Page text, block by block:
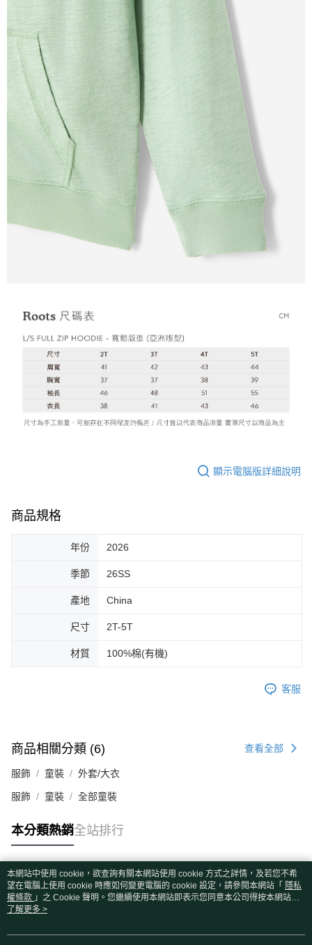
顯示電腦版詳細說明
商品規格
年份 2026
季節 26SS
產地 China
尺寸 2T-5T
材質 100%棉(有機)
客服
商品相關分類 (6) 查看全部
服飾 童裝 外套/大衣
服飾 童裝 全部童裝
本分類熱銷全站排行
熱門標籤
本網站中使用 cookie，欲查詢有關本網站使用 cookie 方式之詳情，及若您不希
望在電腦上使用 cookie 時應如何變更電腦的 cookie 設定，請參閱本網站「 隱私
權條款 」之 Cookie 聲明。您繼續使用本網站即表示您同意本公司得按本網站使
用條款之 Cookie 聲明使用 cookie。
了解更多 >